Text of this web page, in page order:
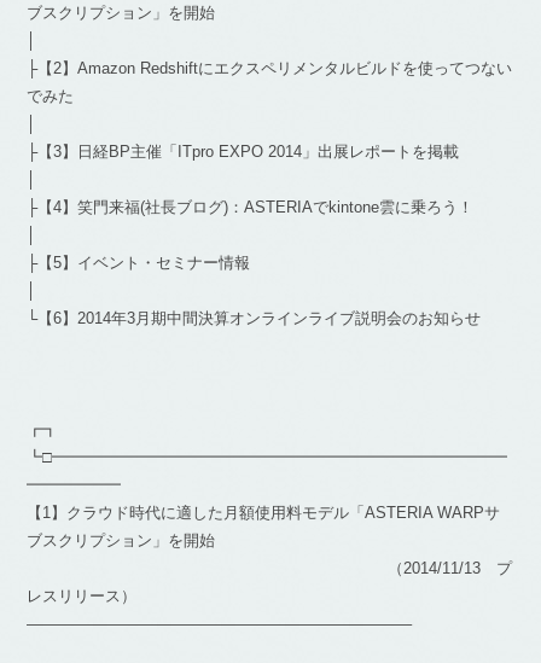
ブスクリプション」を開始
├【2】Amazon Redshiftにエクスペリメンタルビルドを使ってつない
でみた
├【3】日経BP主催「ITpro EXPO 2014」出展レポートを掲載
├【4】笑門来福(社長ブログ)：ASTERIAでkintone雲に乗ろう！
├【5】イベント・セミナー情報
└【6】2014年3月期中間決算オンラインライブ説明会のお知らせ
┏┓
┗□━━━━━━━━━━━━━━━━━━━━━━━━━━━━━
━━━━━━
【1】クラウド時代に適した月額使用料モデル「ASTERIA WARPサ
ブスクリプション」を開始
（2014/11/13 プ
レスリリース）
————————————————————————–